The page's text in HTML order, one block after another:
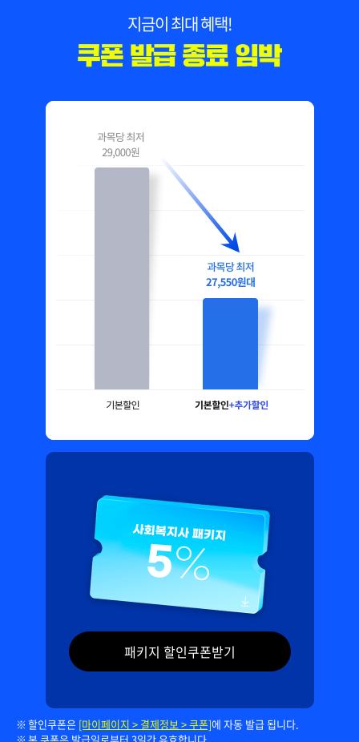
지금이 최대 혜택!
패키지 할인쿠폰받기
할인쿠폰은 [마이페이지 > 결제정보 > 쿠폰]에 자동 발급 됩니다.